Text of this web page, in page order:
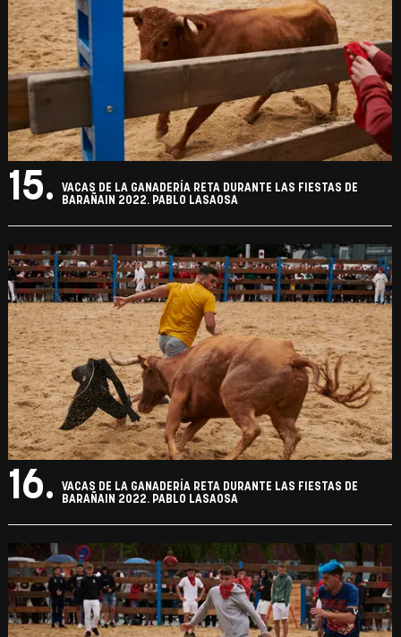
15.
VACAS DE LA GANADERÍA RETA DURANTE LAS FIESTAS DE
BARAÑAIN 2022. PABLO LASAOSA
16.
VACAS DE LA GANADERÍA RETA DURANTE LAS FIESTAS DE
BARAÑAIN 2022. PABLO LASAOSA